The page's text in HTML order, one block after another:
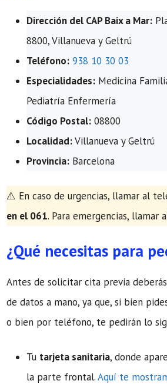
Dirección del CAP Baix a Mar:
8800, Villanueva y Geltrú
Teléfono: 938 10 30 03
Especialidades: Medicina
Pediatría Enfermería
Código Postal: 08800
Localidad:Villanueva y Geltrú
Provincia: Barcelona
​⚠️ En caso de urgencias, llamar al
en el 061. Para emergencias, llamar
¿Qué necesitas para
Antes de solicitar cita previa
de datos a mano, ya que, si bien
o bien por teléfono, te pedirán lo
Tu tarjeta sanitaria, donde
la parte frontal.Aquí te